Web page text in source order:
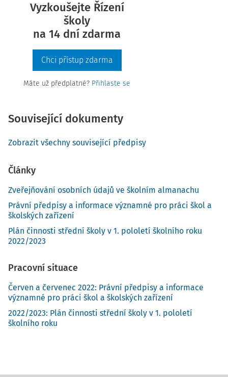
Vyzkoušejte Řízení
školy
na 14 dní zdarma
Chci přístup zdarma
Máte už předplatné? Přihlaste se
Související dokumenty
Zobrazit všechny související předpisy
Články
Zveřejňování osobních údajů ve školním almanachu
Právní předpisy a informace významné pro práci škol a
školských zařízení
Plán činnosti střední školy v 1. pololetí školního roku
2022/2023
Pracovní situace
Červen a červenec 2022: Právní předpisy a informace
významné pro práci škol a školských zařízení
2022/2023: Plán činnosti střední školy v 1. pololetí
školního roku